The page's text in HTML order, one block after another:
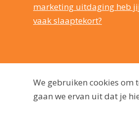
marketing uitdaging heb
vaak slaaptekort?
We gebruiken cookies om
gaan we ervan uit dat je